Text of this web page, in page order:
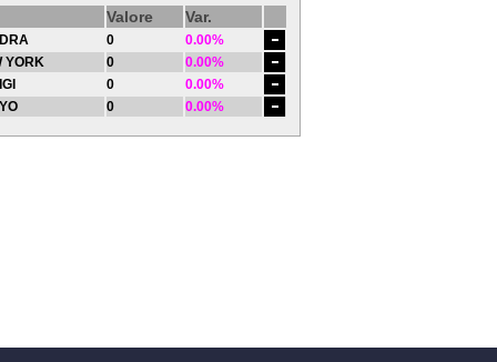
Valore Var.
0
0.00%
YORK
0
0.00%
0
0.00%
0 0.00%